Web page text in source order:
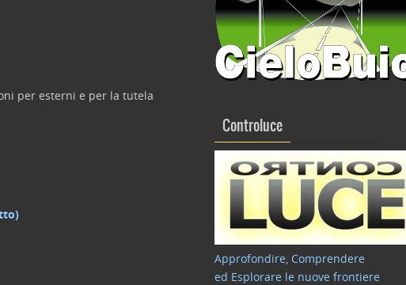
per esterni e per la tutela
Controluce
Approfondire, Comprendere
ed Esplorare le nuove frontiere